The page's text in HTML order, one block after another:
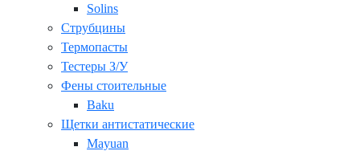
Solins
Струбцины
Термопасты
Тестеры З/У
Фены стоительные
Baku
Щетки антистатические
Mayuan